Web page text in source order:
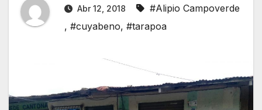
Abr 12, 2018
#Alipio Campoverde
, #cuyabeno, #tarapoa